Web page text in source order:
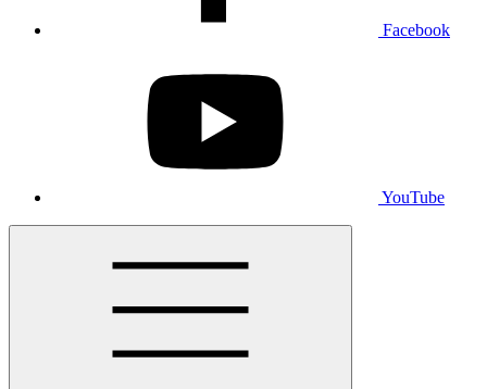
Facebook
YouTube